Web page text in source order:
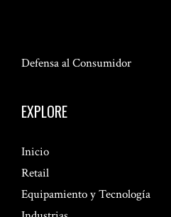
Defensa al Consumidor
EXPLORE
Inicio
Retail
Equipamiento y Tecnología